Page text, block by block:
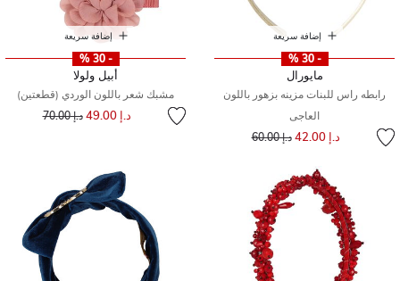
إضافة سريعة
- 30 %
مايورال
رابطه راس للبنات مزينه بزهور باللون
العاجى
د.إ 42.00 سعر مخفض مند.إ 60.00
إضافة سريعة
- 30 %
أبيل ولولا
مشبك شعر باللون الوردي (قطعتين)
د.إ 49.00 سعر مخفض من
د.إ 70.00 إلى